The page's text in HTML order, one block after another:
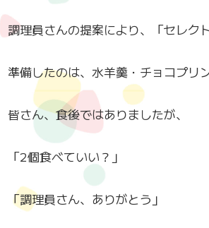
調理員さんの提案により、「セレク
準備したのは、水羊羹・チョコプリ
皆さん、食後ではありましたが、
「2個食べていい？」
「調理員さん、ありがとう」